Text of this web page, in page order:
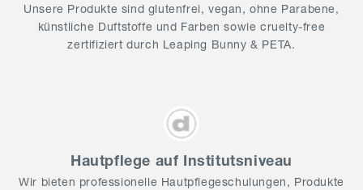
Unsere Produkte sind glutenfrei, vegan, ohne Parabene,
künstliche Duftstoffe und Farben sowie cruelty-free
zertifiziert durch Leaping Bunny & PETA.
Hautpflege auf Institutsniveau
Wir bieten professionelle Hautpflegeschulungen, Produkte